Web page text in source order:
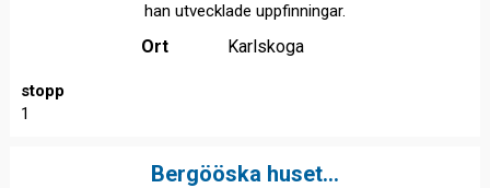
han utvecklade uppfinningar.
Ort Karlskoga
stopp
1
Bergööska huset...